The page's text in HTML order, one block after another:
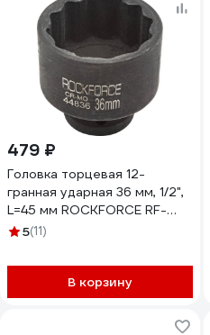
479 ₽
Головка торцевая 12-
гранная ударная 36 мм, 1/2",
L=45 мм ROCKFORCE RF-
44836(219)
5(11)
В корзину